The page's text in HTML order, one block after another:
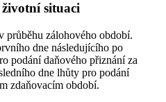
situaci
průběhu zálohového období.
dne následujícího po
podání daňového přiznání za
dne lhůty pro podání
zdaňovacím období.